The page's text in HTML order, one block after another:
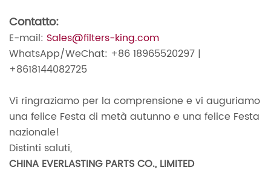
Contatto:
E-mail: Sales@filters-king.com
WhatsApp/WeChat: +86 18965520297 |
+8618144082725
Vi ringraziamo per la comprensione e vi auguriamo
una felice Festa di metà autunno e una felice Festa
nazionale!
Distinti saluti,
CHINA EVERLASTING PARTS CO., LIMITED